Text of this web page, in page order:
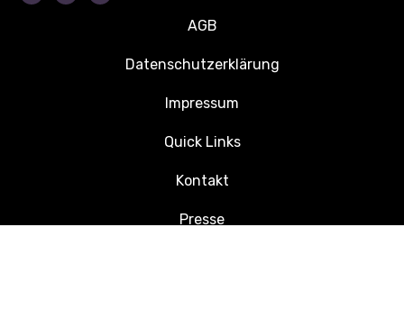
AGB
Datenschutzerklärung
Impressum
Quick Links
Kontakt
Presse